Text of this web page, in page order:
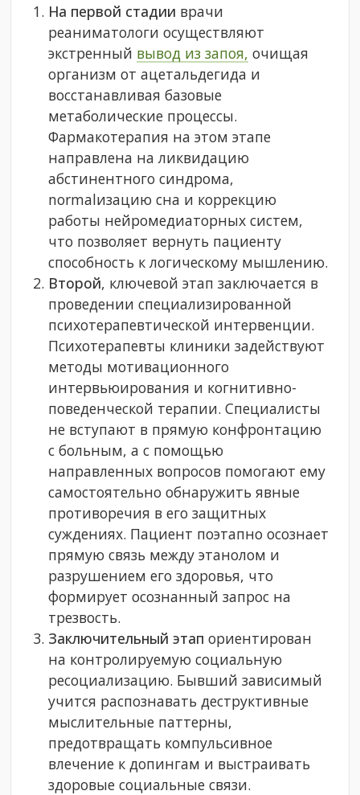
На первой стадии врачи
реаниматологи осуществляют
экстренный вывод из запоя, очищая
организм от ацетальдегида и
восстанавливая базовые
метаболические процессы.
Фармакотерапия на этом этапе
направлена на ликвидацию
абстинентного синдрома,
normalизацию сна и коррекцию
работы нейромедиаторных систем,
что позволяет вернуть пациенту
способность к логическому мышлению.
Второй, ключевой этап заключается в
проведении специализированной
психотерапевтической интервенции.
Психотерапевты клиники задействуют
методы мотивационного
интервьюирования и когнитивно-
поведенческой терапии. Специалисты
не вступают в прямую конфронтацию
с больным, а с помощью
направленных вопросов помогают ему
самостоятельно обнаружить явные
противоречия в его защитных
суждениях. Пациент поэтапно осознает
прямую связь между этанолом и
разрушением его здоровья, что
формирует осознанный запрос на
трезвость.
Заключительный этап ориентирован
на контролируемую социальную
ресоциализацию. Бывший зависимый
учится распознавать деструктивные
мыслительные паттерны,
предотвращать компульсивное
влечение к допингам и выстраивать
здоровые социальные связи.